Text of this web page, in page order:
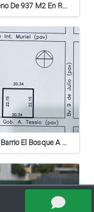
Terreno De 937 M2 En Roca
Lote Barrio El Bosque A 20 Metros De Av. Irigoyen